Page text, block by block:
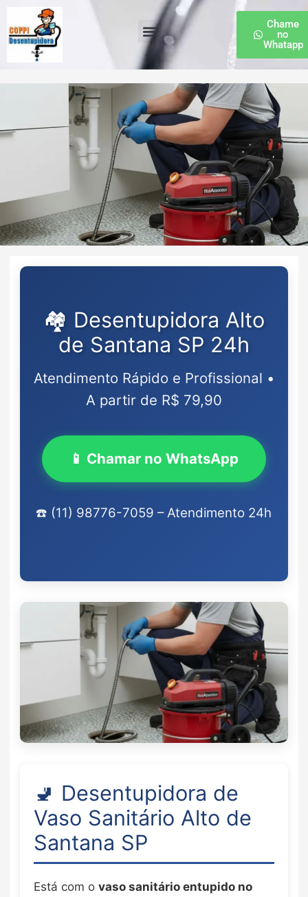
Chame
no
Whatapp
🏘️ Desentupidora Alto
de Santana SP 24h
Atendimento Rápido e Profissional •
A partir de R$ 79,90
📱 Chamar no WhatsApp
☎️ (11) 98776-7059 – Atendimento 24h
🚽 Desentupidora de
Vaso Sanitário Alto de
Santana SP
Está com o vaso sanitário entupido no